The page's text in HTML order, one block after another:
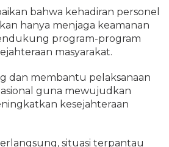
bahwa kehadiran personel
hanya menjaga keamanan
program-program
masyarakat.
dan membantu pelaksanaan
guna mewujudkan
kesejahteraan
situasi terpantau